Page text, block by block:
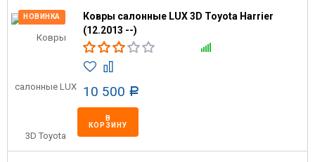
НОВИНКА
Ковры салонные LUX 3D Toyota Harrier
(12.2013 --)
10 500 Р
В
КОРЗИНУ